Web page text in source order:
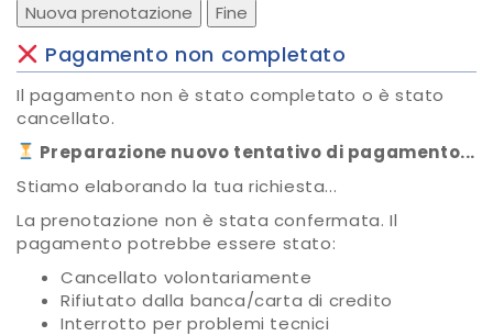
Nuova prenotazione
Fine
Pagamento non completato
Il pagamento non è stato completato o è stato
cancellato.
Preparazione nuovo tentativo di pagamento...
Stiamo elaborando la tua richiesta...
La prenotazione non è stata confermata. Il
pagamento potrebbe essere stato:
Cancellato volontariamente
Rifiutato dalla banca/carta di credito
Interrotto per problemi tecnici